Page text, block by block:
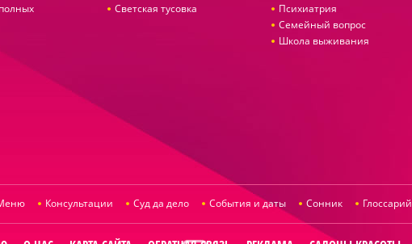
Светская тусовка
Психиатрия
Семейный вопрос
Школа выживания
Консультации Суд да дело События и даты Сонник Глоссарий